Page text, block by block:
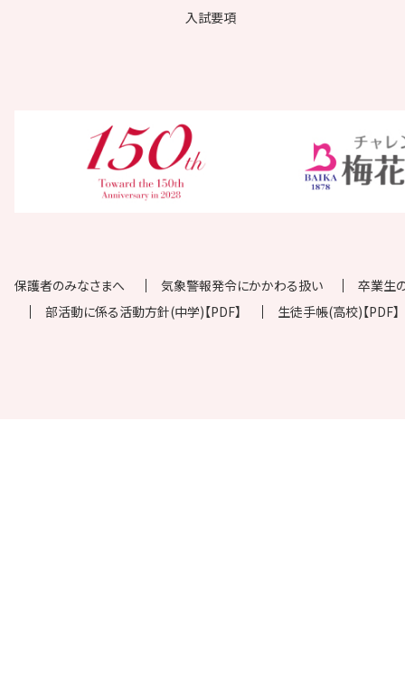
入試要項
保護者のみなさまへ 気象警報発令にかかわる扱い
卒業生
部活動に係る活動方針(中学)【PDF】
生徒手帳(高校)【PDF】